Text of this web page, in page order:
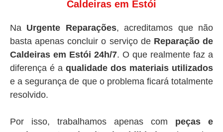
Caldeiras em Estói
Na Urgente Reparações, acreditamos que não
basta apenas concluir o serviço de Reparação de
Caldeiras em Estói 24h/7. O que realmente faz a
diferença é a qualidade dos materiais utilizados
e a segurança de que o problema ficará totalmente
resolvido.
Por isso, trabalhamos apenas com peças e